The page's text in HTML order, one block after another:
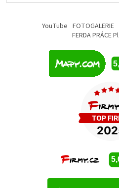
YouTube FOTOGALERIE
FERDA PRÁCE